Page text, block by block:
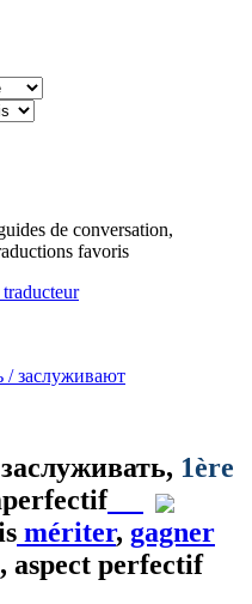
de conversation,
favoris
/ заслуживают
заслуживать, 1ère
mériter, gagner
, aspect perfectif